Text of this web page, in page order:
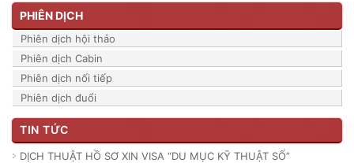
PHIÊN DỊCH
Phiên dịch hội thảo
Phiên dịch Cabin
Phiên dịch nối tiếp
Phiên dịch đuổi
TIN TỨC
DỊCH THUẬT HỒ SƠ XIN VISA “DU MỤC KỸ THUẬT SỐ”